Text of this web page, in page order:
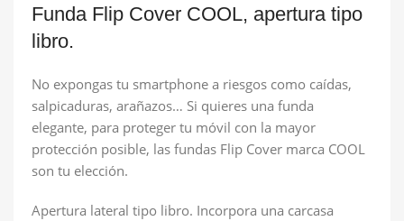
Funda Flip Cover COOL, apertura tipo
libro.
No expongas tu smartphone a riesgos como caídas,
salpicaduras, arañazos… Si quieres una funda
elegante, para proteger tu móvil con la mayor
protección posible, las fundas Flip Cover marca COOL
son tu elección.
Apertura lateral tipo libro. Incorpora una carcasa